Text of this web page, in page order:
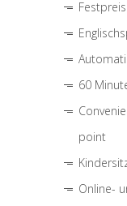
Festpreis
60
point
Online-